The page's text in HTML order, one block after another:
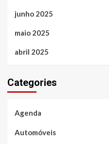
junho 2025
maio 2025
abril 2025
Categories
Agenda
Automóveis